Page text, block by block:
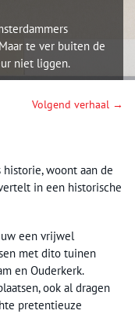
te ver buiten de
niet liggen.
Volgend verhaal →
historie, woont aan de
in een historische
een vrijwel
met dito tuinen
en Ouderkerk.
ook al dragen
pretentieuze